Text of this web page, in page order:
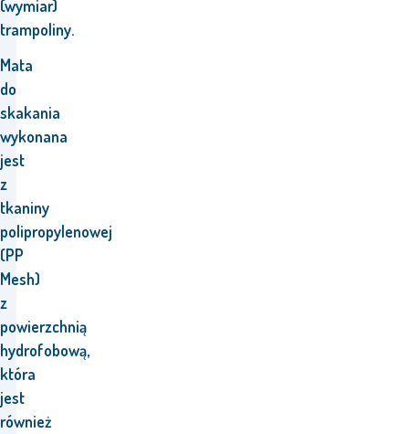
(wymiar)
trampoliny.
Mata
do
skakania
wykonana
jest
z
tkaniny
polipropylenowej
(PP
Mesh)
z
powierzchnią
hydrofobową,
która
jest
również